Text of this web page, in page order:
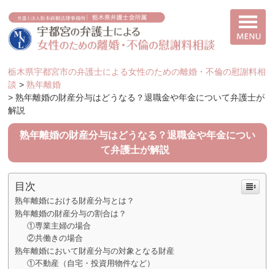
栃木県宇都宮市の弁護士による女性のための離婚・不倫の慰謝料相
談 >熟年離婚
>熟年離婚の財産分与はどうなる？退職金や年金について弁護士が
解説
熟年離婚の財産分与はどうなる？退職金や年金につい
て弁護士が解説
目次
熟年離婚における財産分与とは？
熟年離婚の財産分与の割合は？
①専業主婦の場合
②共働きの場合
熟年離婚において財産分与の対象となる財産
①不動産（自宅・投資用物件など）